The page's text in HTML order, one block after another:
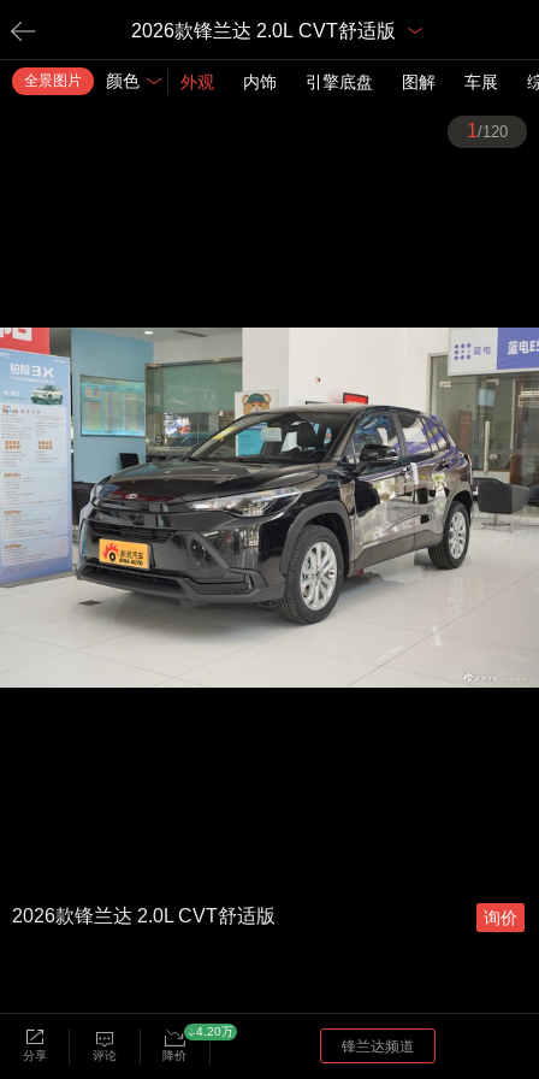
2026款锋兰达 2.0L CVT舒适版
全景图片 颜色 外观 内饰 引擎底盘 图解 车展
1/120
2026款锋兰达 2.0L CVT舒适版
分享 评论 降价
4.20万
锋兰达频道
询价